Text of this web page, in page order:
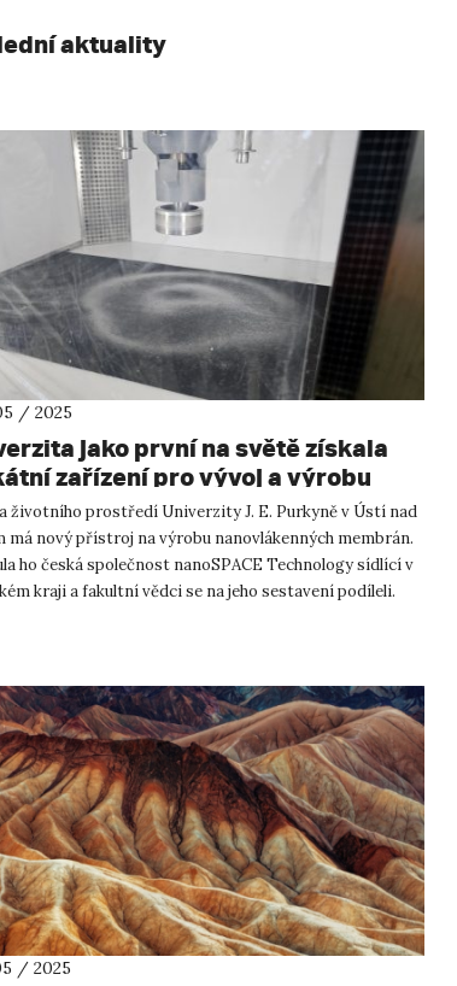
aktuality
/ 2025
jako první na světě získala
zařízení pro vývoj a výrobu
membrán
životního prostředí Univerzity J. E. Purkyně v Ústí nad
má nový přístroj na výrobu nanovlákenných membrán.
ho česká společnost nanoSPACE Technology sídlící v
kraji a fakultní vědci se na jeho sestavení podíleli.
/ 2025